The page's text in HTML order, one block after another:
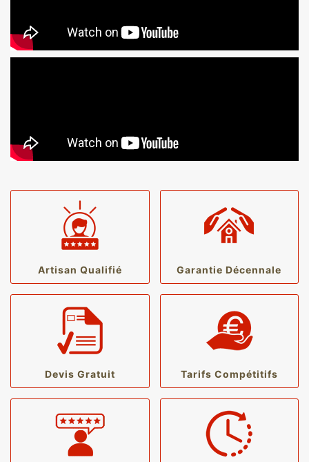
Artisan Qualifié Garantie Décennale
Devis Gratuit Tarifs Compétitifs